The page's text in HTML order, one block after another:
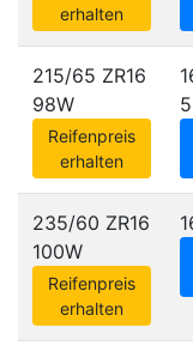
erhalten
215/65 ZR16
98W
Reifenpreis
erhalten
235/60 ZR16
100W
Reifenpreis
erhalten